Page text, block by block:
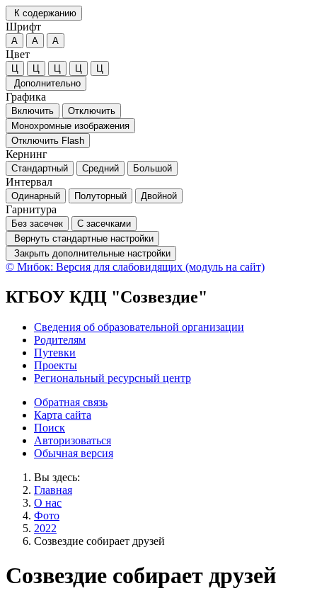
К содержанию
Шрифт
А А А
Цвет
Ц Ц Ц Ц
Ц
Дополнительно
Графика
Включить
Отключить
Монохромные изображения
Отключить Flash
Кернинг
Стандартный Средний Большой
Интервал
Одинарный Полуторный Двойной
Гарнитура
Без засечек
С засечками
Вернуть стандартные настройки
Закрыть дополнительные настройки
© Мибок: Версия для слабовидящих (модуль на сайт)
КГБОУ КДЦ "Созвездие"
Сведения об образовательной организации
Родителям
Путевки
Проекты
Региональный ресурсный центр
Обратная связь
Карта сайта
Поиск
Авторизоваться
Обычная версия
Вы здесь:
Главная
О нас
Фото
2022
Созвездие собирает друзей
Созвездие собирает друзей